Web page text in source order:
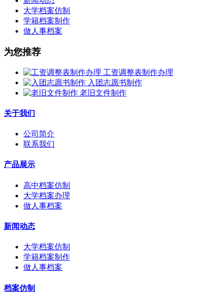
大学档案仿制
学籍档案制作
做人事档案
为您推荐
工资调整表制作办理
入团志愿书制作
老旧文件制作
关于我们
公司简介
联系我们
产品展示
高中档案仿制
大学档案办理
做人事档案
新闻动态
大学档案仿制
学籍档案制作
做人事档案
档案仿制